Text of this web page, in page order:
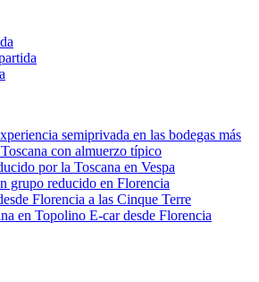
semiprivada en las bodegas más
con almuerzo típico
por la Toscana en Vespa
grupo reducido en Florencia
Florencia a las Cinque Terre
en Topolino E-car desde Florencia